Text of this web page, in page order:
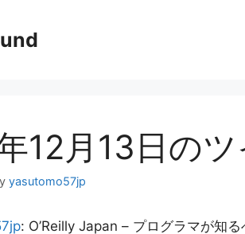
12月13日のツ
yasutomo57jp
: O’Reilly Japan – プログラマが知